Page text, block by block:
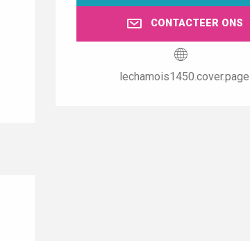
CONTACTEER ONS
lechamois1450.cover.page